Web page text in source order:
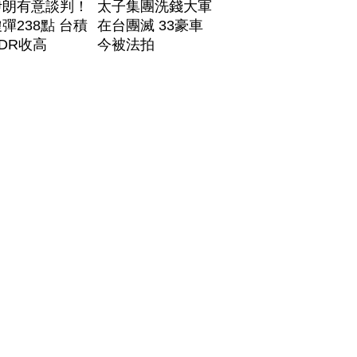
有意談判！
238點 台積
收高
太子集團洗錢大軍
在台團滅 33豪車
今被法拍